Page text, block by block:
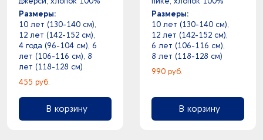
Размеры:
10 лет (130-140 см),
12 лет (142-152 см),
4 года (96-104 см), 6
лет (106-116 см), 8
лет (118-128 см)
455 руб.
В корзину
Размеры:
10 лет (130-140 см),
12 лет (142-152 см),
6 лет (106-116 см),
8 лет (118-128 см)
990 руб.
В корзину